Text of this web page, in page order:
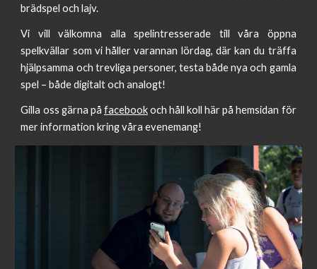
brädspel och lajv.
Vi vill välkomna alla spelintresserade till våra öppna
spelkvällar som vi håller varannan lördag, där kan du träffa
hjälpsamma och trevliga personer, testa både nya och gamla
spel – både digitalt och analogt!
Gilla oss gärna på facebookoch håll koll här på hemsidan för
mer information kring våra evenemang!